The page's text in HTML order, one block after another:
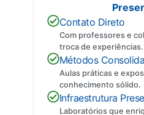
Contato Direto
Com professores e
troca de experiências.
Métodos
Aulas práticas e
conhecimento sólido.
Infraestrutura
Laboratórios que